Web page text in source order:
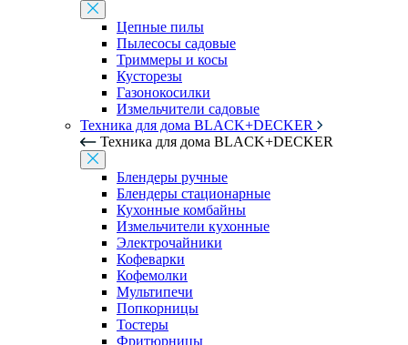
Цепные пилы
Пылесосы садовые
Триммеры и косы
Кусторезы
Газонокосилки
Измельчители садовые
Техника для дома BLACK+DECKER
Техника для дома BLACK+DECKER
Блендеры ручные
Блендеры стационарные
Кухонные комбайны
Измельчители кухонные
Электрочайники
Кофеварки
Кофемолки
Мультипечи
Попкорницы
Тостеры
Фритюрницы